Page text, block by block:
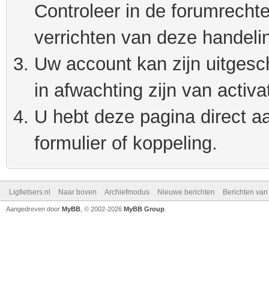
Controleer in de
verrichten van deze
Uw account kan zijn
in afwachting zijn van
U hebt deze pagina direct
formulier of koppeling.
Ligfietsers.nl Naar boven Archiefmodus Nieuwe berichten Berichten
Aangedreven door MyBB , © 2002-2026 MyBB Group